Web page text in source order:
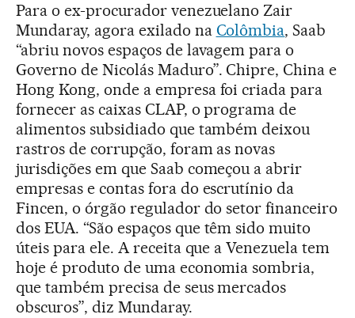
Para o ex-procurador venezuelano Zair
Mundaray, agora exilado na Colômbia, Saab
“abriu novos espaços de lavagem para o
Governo de Nicolás Maduro”. Chipre, China e
Hong Kong, onde a empresa foi criada para
fornecer as caixas CLAP, o programa de
alimentos subsidiado que também deixou
rastros de corrupção, foram as novas
jurisdições em que Saab começou a abrir
empresas e contas fora do escrutínio da
Fincen, o órgão regulador do setor financeiro
dos EUA. “São espaços que têm sido muito
úteis para ele. A receita que a Venezuela tem
hoje é produto de uma economia sombria,
que também precisa de seus mercados
obscuros”, diz Mundaray.